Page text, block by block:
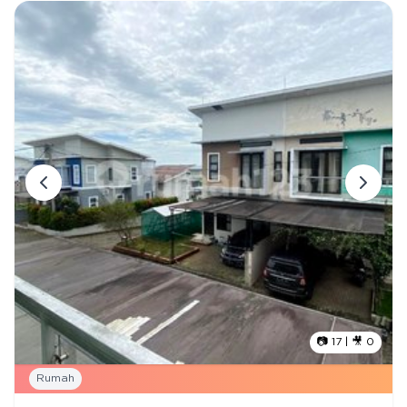
📷 17 | 🎥 0
Rumah